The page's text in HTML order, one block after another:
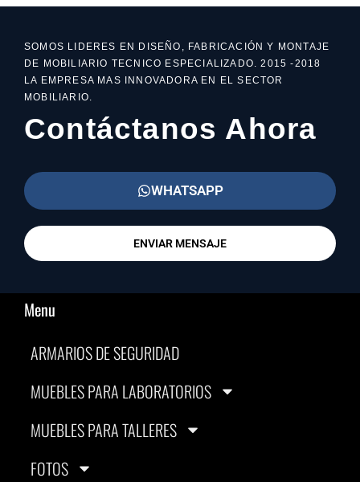
SOMOS LIDERES EN DISEÑO, FABRICACIÓN Y MONTAJE
DE MOBILIARIO TECNICO ESPECIALIZADO. 2015 -2018
LA EMPRESA MAS INNOVADORA EN EL SECTOR
MOBILIARIO.
Contáctanos Ahora
WHATSAPP
ENVIAR MENSAJE
Menu
ARMARIOS DE SEGURIDAD
MUEBLES PARA LABORATORIOS
MUEBLES PARA TALLERES
FOTOS